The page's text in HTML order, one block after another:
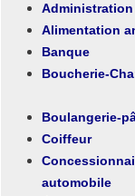
Administration
Alimentation
Banque
Boucherie-
Boulangerie-
Coiffeur
automobile